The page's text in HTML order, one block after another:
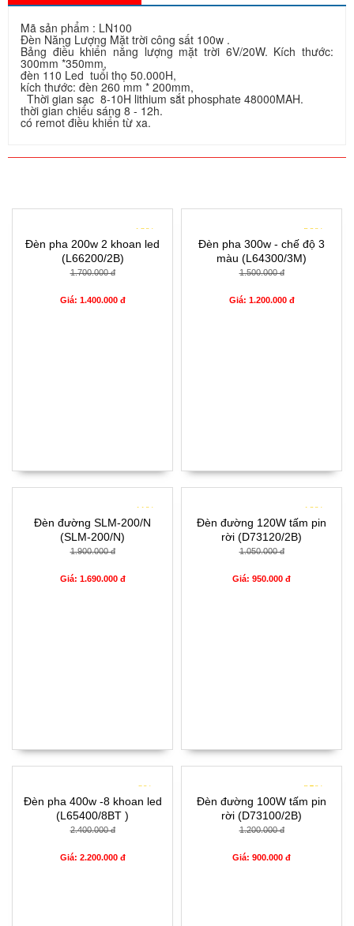
Mã sản phẩm : LN100
Đèn Năng Lượng Mặt trời công sất 100w .
Bảng điều khiển năng lượng mặt trời 6V/20W. Kích thước:
300mm *350mm,
đèn 110 Led tuổi thọ 50.000H,
kích thước: đèn 260 mm * 200mm,
Thời gian sạc 8-10H lithium sắt phosphate 48000MAH.
thời gian chiếu sáng 8 - 12h.
có remot điều khiển từ xa.
- 18%
Đèn pha 200w 2 khoan led
(L66200/2B)
1.700.000 đ
Giá: 1.400.000 đ
- 20%
Đèn pha 300w - chế độ 3
màu (L64300/3M)
1.500.000 đ
Giá: 1.200.000 đ
- 11%
Đèn đường SLM-200/N
(SLM-200/N)
1.900.000 đ
Giá: 1.690.000 đ
- 10%
Đèn đường 120W tấm pin
rời (D73120/2B)
1.050.000 đ
Giá: 950.000 đ
- 8%
Đèn pha 400w -8 khoan led
(L65400/8BT )
2.400.000 đ
Giá: 2.200.000 đ
- 25%
Đèn đường 100W tấm pin
rời (D73100/2B)
1.200.000 đ
Giá: 900.000 đ